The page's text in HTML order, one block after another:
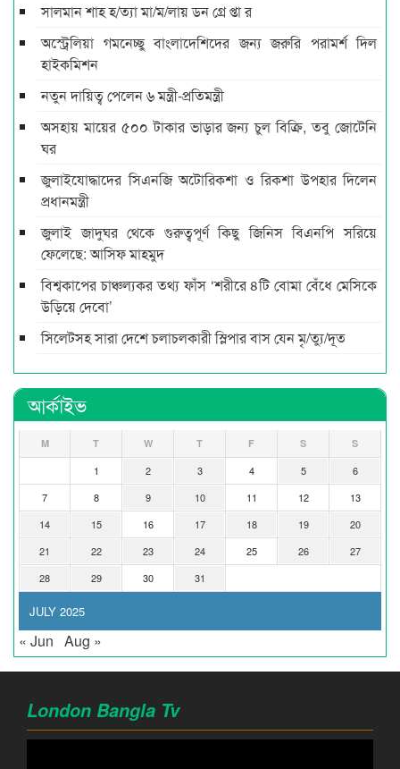
সালমান শাহ হ/ত্যা মা/ম/লায় ডন গ্রে প্তা র
অস্ট্রেলিয়া গমনেচ্ছু বাংলাদেশিদের জন্য জরুরি পরামর্শ দিল
হাইক‌মিশন
নতুন দায়িত্ব পেলেন ৬ মন্ত্রী-প্রতিমন্ত্রী
অসহায় মায়ের ৫০০ টাকার ভাড়ার জন্য চুল বিক্রি, তবু জোটেনি
ঘর
জুলাইযোদ্ধাদের সিএনজি অটোরিকশা ও রিকশা উপহার দিলেন
প্রধানমন্ত্রী
জুলাই জাদুঘর থেকে গুরুত্বপূর্ণ কিছু জিনিস বিএনপি সরিয়ে
ফেলেছে: আসিফ মাহমুদ
বিশ্বকাপের চাঞ্চল্যকর তথ্য ফাঁস ‘শরীরে ৪টি বোমা বেঁধে মেসিকে
উড়িয়ে দেবো’
সিলেটসহ সারা দেশে চলাচলকারী স্লিপার বাস যেন মৃ/ত্যু/দূত
আর্কাইভ
JULY 2025
M T W T F S S
1 2 3 4 5
6
7
8 9 10 11 12
13
14
15 16 17 18 19
20
21
22 23 24 25 26
27
28
29 30 31
« Jun Aug »
London Bangla Tv